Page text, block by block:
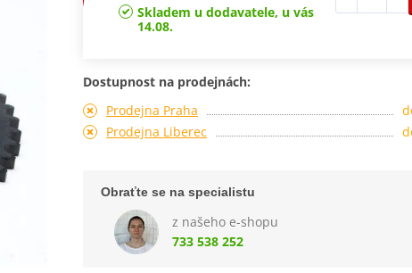
Skladem u dodavatele, u vás
14.08.
Dostupnost na prodejnách:
Prodejna Praha
Prodejna Liberec
Obraťte se na specialistu
z našeho e-shopu
733 538 252